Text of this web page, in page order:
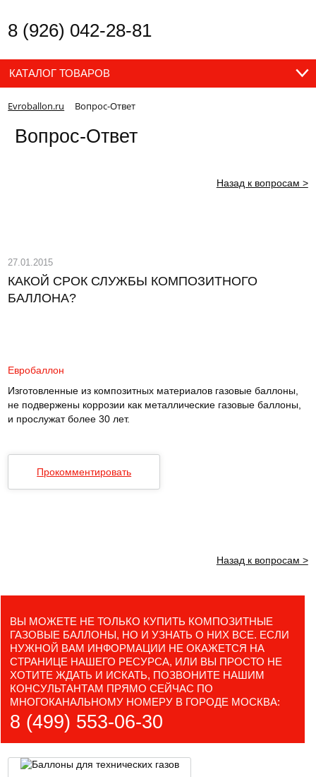
8 (926) 042-28-81
КАТАЛОГ ТОВАРОВ
Evroballon.ru Вопрос-Ответ
Вопрос-Ответ
Назад к вопросам >
27.01.2015
КАКОЙ СРОК СЛУЖБЫ КОМПОЗИТНОГО
БАЛЛОНА?
Евробаллон
Изготовленные из композитных материалов газовые баллоны,
не подвержены коррозии как металлические газовые баллоны,
и прослужат более 30 лет.
Прокомментировать
Назад к вопросам >
ВЫ МОЖЕТЕ НЕ ТОЛЬКО КУПИТЬ КОМПОЗИТНЫЕ
ГАЗОВЫЕ БАЛЛОНЫ, НО И УЗНАТЬ О НИХ ВСЕ. ЕСЛИ
НУЖНОЙ ВАМ ИНФОРМАЦИИ НЕ ОКАЖЕТСЯ НА
СТРАНИЦЕ НАШЕГО РЕСУРСА, ИЛИ ВЫ ПРОСТО НЕ
ХОТИТЕ ЖДАТЬ И ИСКАТЬ, ПОЗВОНИТЕ НАШИМ
КОНСУЛЬТАНТАМ ПРЯМО СЕЙЧАС ПО
МНОГОКАНАЛЬНОМУ НОМЕРУ В ГОРОДЕ МОСКВА:
8 (499) 553-06-30